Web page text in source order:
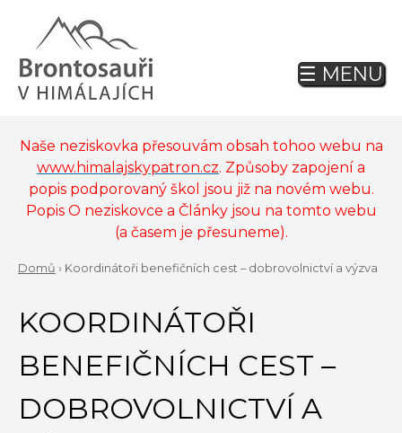
navigation
Naše neziskovka přesouvám obsah tohoo webu na
www.himalajskypatron.cz. Způsoby zapojení a
popis podporovaný škol jsou již na novém webu.
Popis O neziskovce a Články jsou na tomto webu
(a časem je přesuneme).
ARE
HERE
Domů › Koordinátoři benefičních cest – dobrovolnictví a výzva
to
top
KOORDINÁTOŘI
BENEFIČNÍCH CEST –
DOBROVOLNICTVÍ A
Back
to
☰ MENU